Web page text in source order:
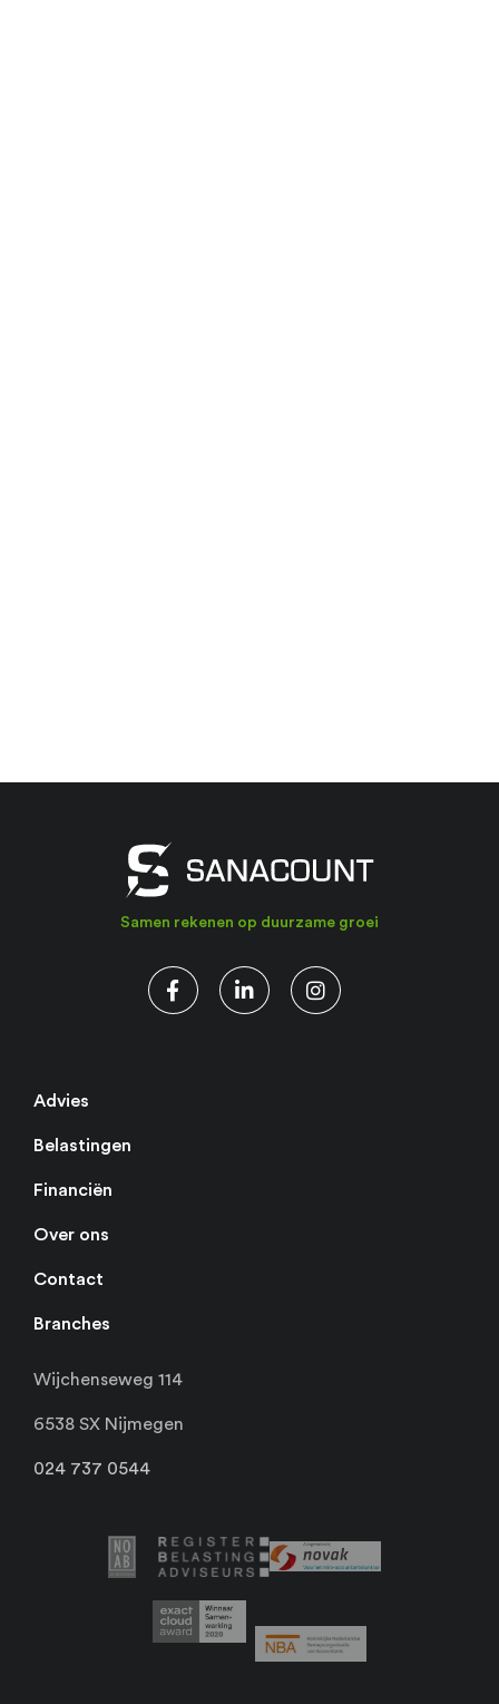
Samen rekenen op duurzame groei
Advies
Belastingen
Financiën
Over ons
Contact
Branches
Wijchenseweg 114
6538 SX Nijmegen
024 737 0544